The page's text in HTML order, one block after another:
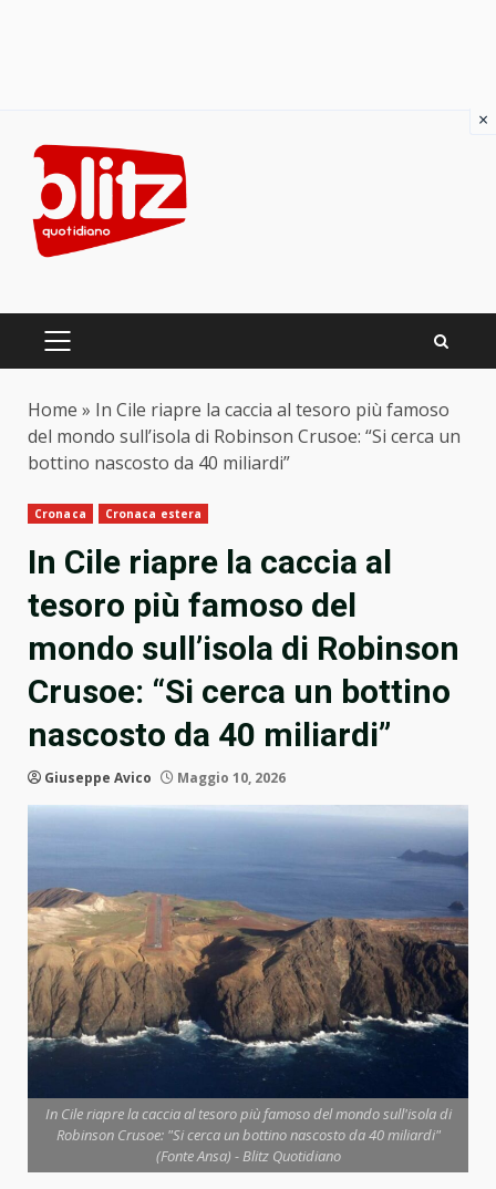
content
PRIMARY
Home » In Cile riapre la caccia al tesoro più famoso
del mondo sull’isola di Robinson Crusoe: “Si cerca un
bottino nascosto da 40 miliardi”
Cronaca Cronaca estera
In Cile riapre la caccia al
tesoro più famoso del
mondo sull’isola di Robinson
Crusoe: “Si cerca un bottino
nascosto da 40 miliardi”
Giuseppe Avico Maggio 10, 2026
In Cile riapre la caccia al tesoro più famoso del mondo sull'isola di
Robinson Crusoe: "Si cerca un bottino nascosto da 40 miliardi"
(Fonte Ansa) - Blitz Quotidiano
×